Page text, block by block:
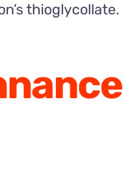
thioglycollate.